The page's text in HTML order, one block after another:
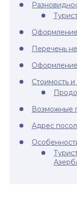
Перечень
Стоимость
Возможные
Адрес